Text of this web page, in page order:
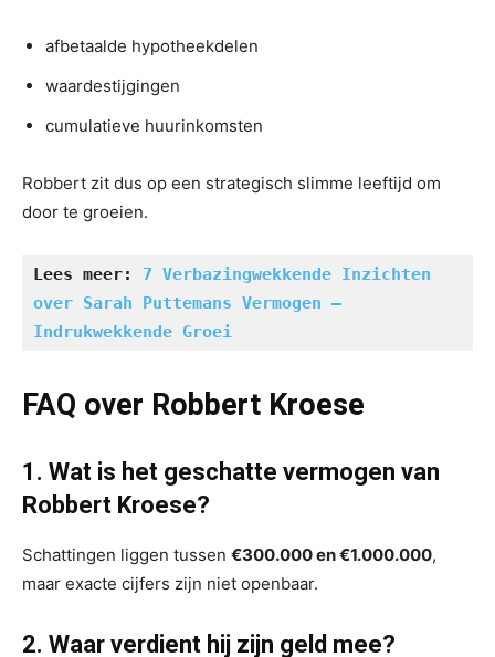
afbetaalde hypotheekdelen
waardestijgingen
cumulatieve huurinkomsten
Robbert zit dus op een strategisch slimme leeftijd om
door te groeien.
Lees meer: 7 Verbazingwekkende Inzichten
over Sarah Puttemans Vermogen –
Indrukwekkende Groei
FAQ over Robbert Kroese
1. Wat is het geschatte vermogen van
Robbert Kroese?
Schattingen liggen tussen €300.000 en €1.000.000,
maar exacte cijfers zijn niet openbaar.
2. Waar verdient hij zijn geld mee?